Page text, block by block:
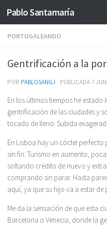
Saltar al contenido
Pablo Santamaría
PORTUGALEANDO
Gentrificación a la
POR PABLOSANGJ · PUBLICADA 7
En los últimos tiempos he
gentrificación de las ciudades y
tocado de lleno: Subida
En Lisboa hay un cóctel
sin fin: Turismo en aumento,
soltando crédito de nuevo y
comprando sin parar. Hasta
aquí, ya que su hijo va a estar de
Me da la sensación de que esta
Barcelona o Venecia, donde la